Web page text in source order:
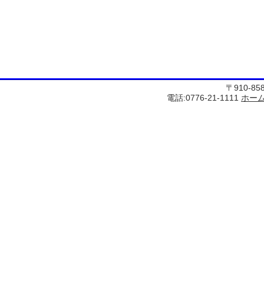
〒910-
電話:0776-21-1111 ホー